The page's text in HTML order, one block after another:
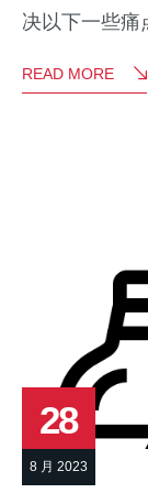
决以下一些
READ MORE
28
8 月 2023